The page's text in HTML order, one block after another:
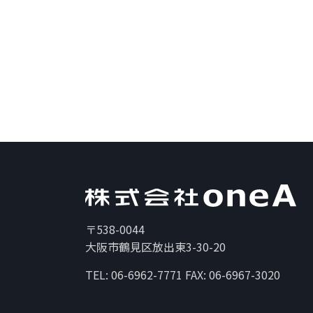
〒538-0044
大阪市鶴見区放出東3-30-20
TEL: 06-6962-7771 FAX: 06-6967-3020